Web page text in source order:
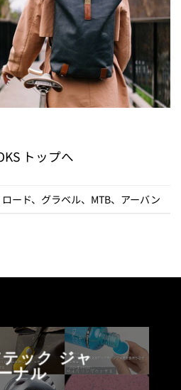
トップへ
ロード、 グラベル、 MTB、 アーバン
ック ジャ
ナル